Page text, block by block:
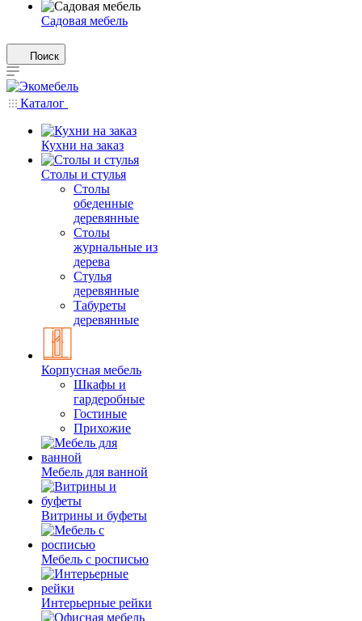
Садовая мебель
Поиск
Каталог
Кухни на заказ
Столы и стулья
Столы
обеденные
деревянные
Столы
журнальные из
дерева
Стулья
деревянные
Табуреты
деревянные
Корпусная мебель
Шкафы и
гардеробные
Гостиные
Прихожие
Мебель для ванной
Витрины и буфеты
Мебель с росписью
Интерьерные рейки